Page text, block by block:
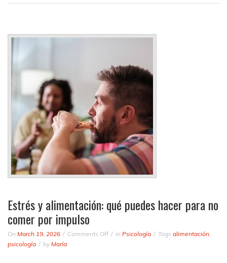
Estrés y alimentación: qué puedes hacer para no
comer por impulso
On March 19, 2026 Comments Offon in Psicología Tags alimentación,
psicología
by María